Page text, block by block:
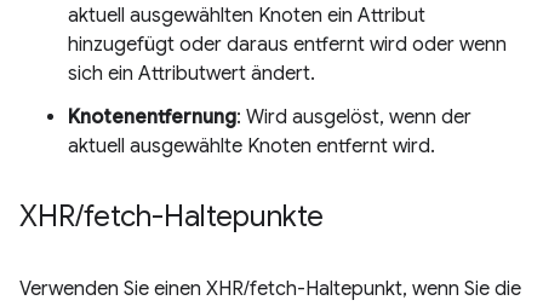
aktuell ausgewählten Knoten ein Attribut
hinzugefügt oder daraus entfernt wird oder wenn
sich ein Attributwert ändert.
Knotenentfernung: Wird ausgelöst, wenn der
aktuell ausgewählte Knoten entfernt wird.
XHR/fetch-Haltepunkte
Verwenden Sie einen XHR/fetch-Haltepunkt, wenn Sie die